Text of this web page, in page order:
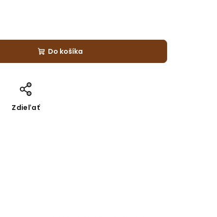
Do košíka
Zdieľať